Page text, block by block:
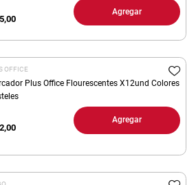
Agregar
OFFICE
Plus Office Flourescentes X12und Colores
Agregar